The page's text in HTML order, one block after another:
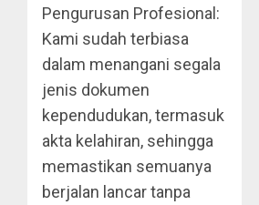
Pengurusan Profesional:
Kami sudah terbiasa
dalam menangani segala
jenis dokumen
kependudukan, termasuk
akta kelahiran, sehingga
memastikan semuanya
berjalan lancar tanpa